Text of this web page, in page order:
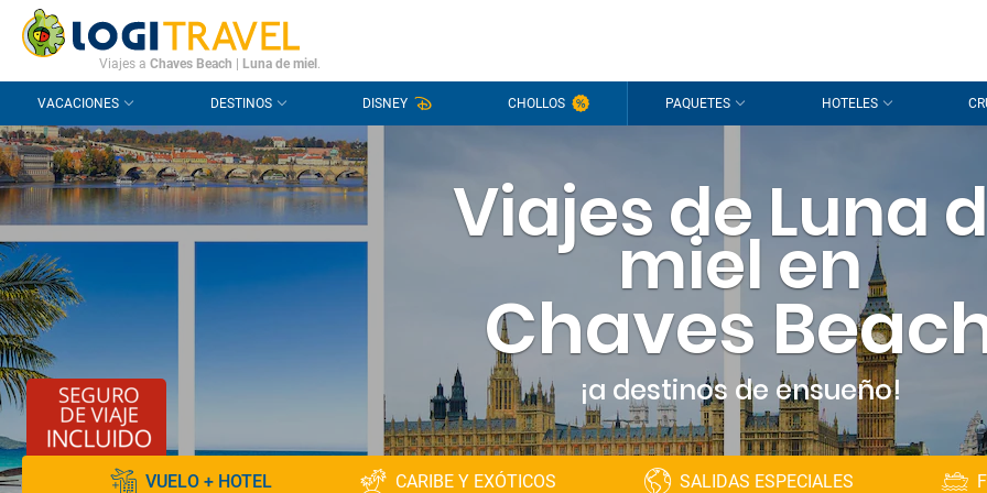
CONTACTO PREGUNTAS FRECUENTES
Viajes a Chaves Beach Luna de miel .
¿Todavía
VACACIONES DESTINOS DISNEY CHOLLOS PAQUETES HOTELES
Viajes de Luna
miel en
Chaves
¡a destinos de ensueño!
VUELO + HOTEL CARIBE Y EXÓTICOS SALIDAS ESPECIALES